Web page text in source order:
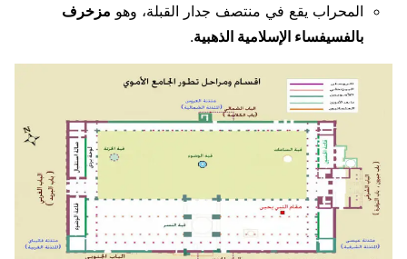
المحراب يقع في منتصف جدار القبلة، وهو مزخرف
بالفسيفساء الإسلامية الذهبية.